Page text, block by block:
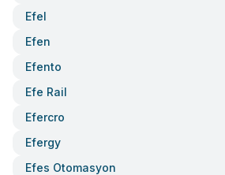
Efel
Efen
Efento
Efe Rail
Efercro
Efergy
Efes Otomasyon